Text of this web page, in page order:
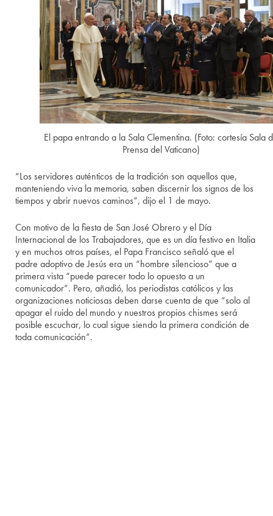
El papa entrando a la Sala Clementina. (Foto: cortesía Sala
Prensa del Vaticano)
“Los servidores auténticos de la tradición son aquellos que,
manteniendo viva la memoria, saben discernir los signos de los
tiempos y abrir nuevos caminos”, dijo el 1 de mayo.
Con motivo de la fiesta de San José Obrero y el Día
Internacional de los Trabajadores, que es un día festivo en Italia
y en muchos otros países, el Papa Francisco señaló que el
padre adoptivo de Jesús era un “hombre silencioso” que a
primera vista “puede parecer todo lo opuesto a un
comunicador”. Pero, añadió, los periodistas católicos y las
organizaciones noticiosas deben darse cuenta de que “solo al
apagar el ruido del mundo y nuestros propios chismes será
posible escuchar, lo cual sigue siendo la primera condición de
toda comunicación”.